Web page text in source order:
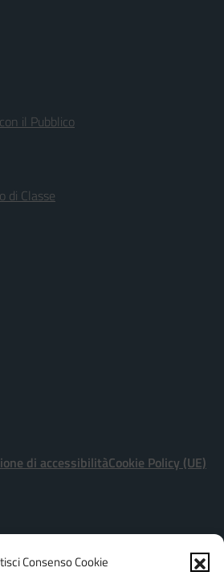
Consenso Cookie
il Pubblico
di Classe
di accessibilitàCookie Policy (UE)
Palermo (PA), 90146 - Viale dell'Olimpo,